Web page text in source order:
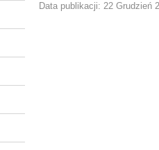
Data publikacji: 22 Grudzień